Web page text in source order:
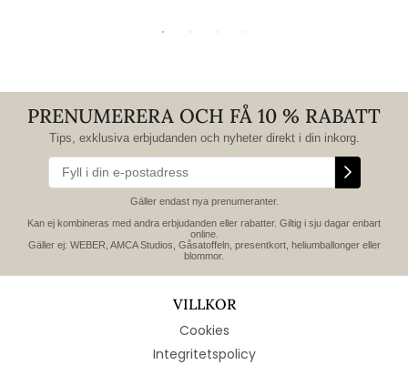
PRENUMERERA OCH FÅ 10 % RABATT
Tips, exklusiva erbjudanden och nyheter direkt i din inkorg.
Gäller endast nya prenumeranter.
Kan ej kombineras med andra erbjudanden eller rabatter. Giltig i sju dagar enbart
online.
Gäller ej: WEBER, AMCA Studios, Gåsatoffeln, presentkort, heliumballonger eller
blommor.
VILLKOR
Cookies
Integritetspolicy